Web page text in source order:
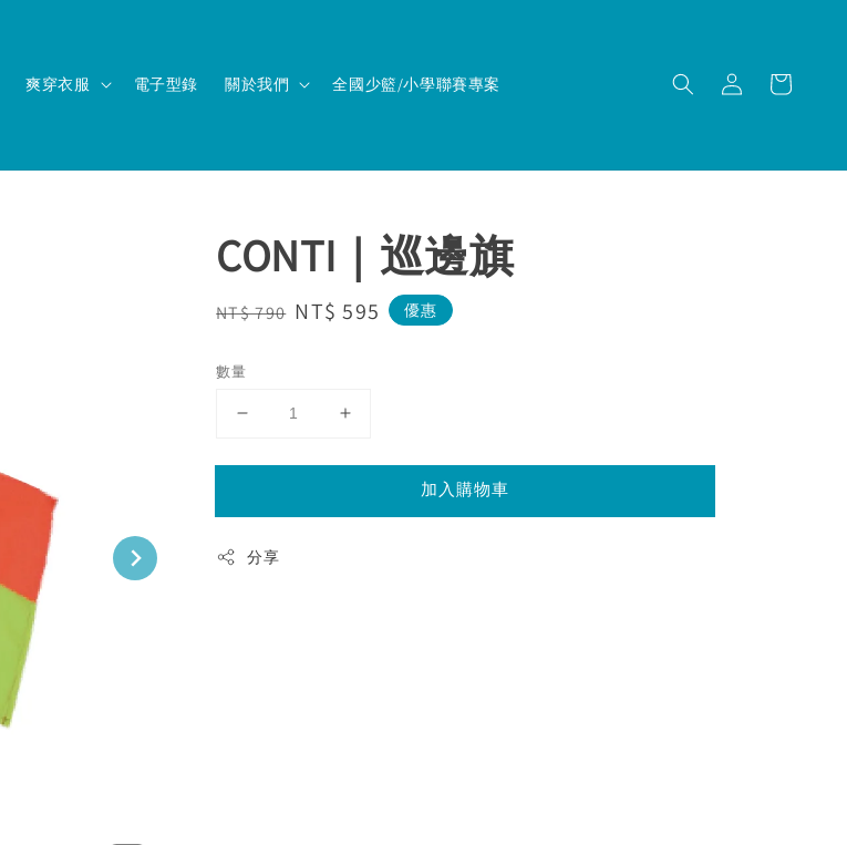
爽穿衣服 電子型錄 關於我們 全國少籃/小學聯賽專案
CONTI｜巡邊旗
Regular
NT$ 790 Sale
NT$ 595 優惠
數量
加入購物車
分享